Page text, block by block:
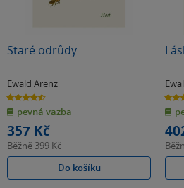
Staré odrůdy
Ewald Arenz
4.5
z
5
hvězdiček
pevná vazba
357 Kč
Běžně 399 Kč
Do košíku
4.2
z
5